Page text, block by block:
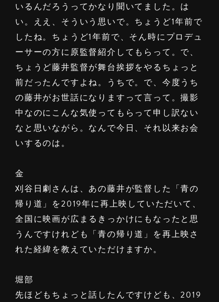
いるんだろうってかなり聞いてました。は
い。ええ、そういう思いで。ちょうど1年前で
したね。ちょうど1年前で、そん時にプロデュ
ーサーの方に原監督紹介してもらって。で、
ちょうど藤井監督が舞台挨拶をやるちょっと
前だったんですよね。うちで。で、今度うち
の藤井がお世話になりますって言って。撮影
中なのにこんな気使ってもらって申し訳ない
なと思いながら。なんで今日、それ以来お会
いするのは。
金
刈谷日劇さんは、あの藤井が監督した「青の
帰り道」を2019年に再上映していただいて、
全国に映画が広まるきっかけにもなったと思
うんですけれども「青の帰り道」を再上映さ
れた経緯を教えていただけますか。
堀部
先ほどもちょっと話したんですけども、2019